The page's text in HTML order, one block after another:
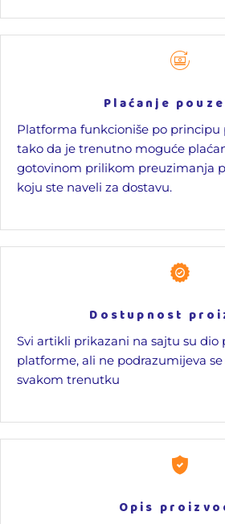
Plaćanje
Platforma funkcioniše po principu
tako da je trenutno moguće
gotovinom prilikom preuzimanja
koju ste naveli za dostavu.
Dostupnost
Svi artikli prikazani na sajtu su dio
platforme, ali ne podrazumijeva
svakom trenutku
Opis